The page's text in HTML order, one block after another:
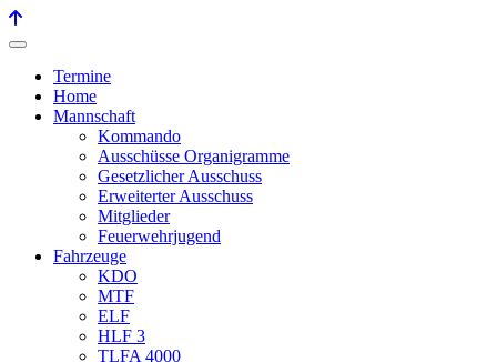
Termine
Home
Mannschaft
Kommando
Ausschüsse Organigramme
Gesetzlicher Ausschuss
Erweiterter Ausschuss
Mitglieder
Feuerwehrjugend
Fahrzeuge
KDO
MTF
ELF
HLF 3
TLFA 4000